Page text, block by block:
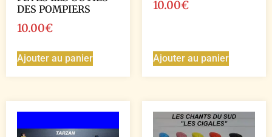
DES POMPIERS
10.00€
Ajouter au panier
10.00€
Ajouter au panier